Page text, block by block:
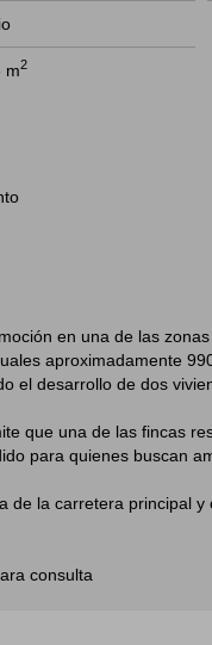
m2
en una de las
aproximadamente
el desarrollo de dos
que una de las fincas
para quienes buscan
de la carretera principal
consulta